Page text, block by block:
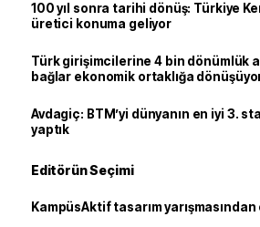
100 yıl sonra tarihi dönüş: Türkiye
üretici konuma geliyor
Türk girişimcilerine 4 bin dönümlük
bağlar ekonomik ortaklığa
Avdagiç: BTM’yi dünyanın en iyi 3.
yaptık
Editörün Seçimi
KampüsAktif tasarım yarışmasından